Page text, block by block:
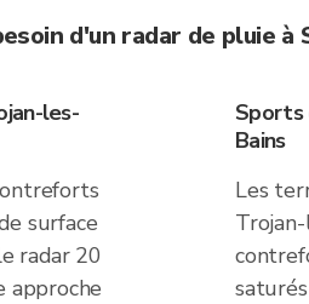
d'un radar de pluie
les-
surface
radar 20
approche
Sports
Bains
Les